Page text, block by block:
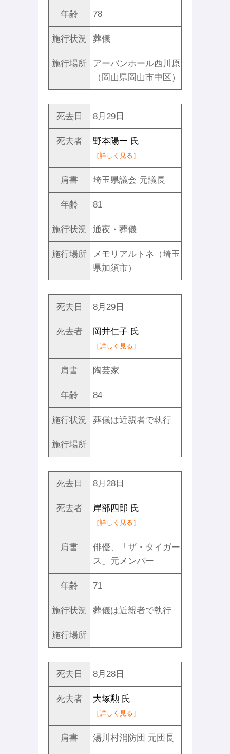
年齢 78
施行状況 葬儀
施行場所
アーバンホール西川原
（岡山県岡山市中区）
死去日 8月29日
死去者 野本陽一 氏
［詳しく見る］
肩書 埼玉県議会 元議長
年齢 81
施行状況 通夜・葬儀
施行場所
メモリアルトネ（埼玉
県加須市）
死去日 8月29日
死去者 岡井仁子 氏
［詳しく見る］
肩書 陶芸家
年齢 84
施行状況 葬儀は近親者で執行
施行場所
死去日 8月28日
死去者 岸部四郎 氏
［詳しく見る］
肩書
俳優、「ザ・タイガー
ス」元メンバー
年齢 71
施行状況 葬儀は近親者で執行
施行場所
死去日 8月28日
死去者 大塚勲 氏
［詳しく見る］
肩書 湯川村消防団 元団長